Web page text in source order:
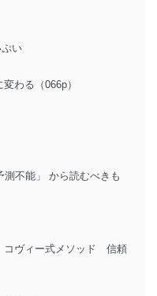
い
わる（066p）
不能」 から読むべきも
コヴィー式メソッド 信頼